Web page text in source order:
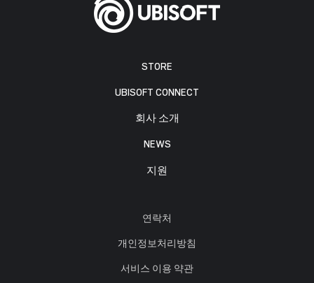
STORE
UBISOFT CONNECT
회사 소개
NEWS
지원
연락처
개인정보처리방침
서비스 이용 약관